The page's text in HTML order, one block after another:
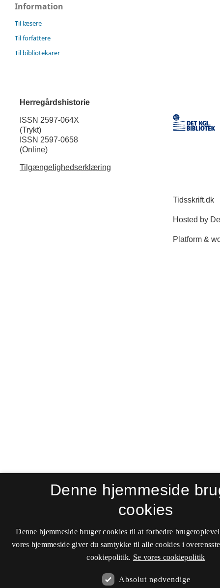
Information
Til læsere
Til forfattere
Til bibliotekarer
Herregårdshistorie
ISSN 2597-064X
(Trykt)
ISSN 2597-0658
(Online)
Tilgængelighedserklæring
Denne hjemmeside
cookies
Denne hjemmeside bruger cookies til at forbedre
vores hjemmeside giver du samtykke til alle cookies i
cookiepolitik. Se vores cookiepolitik
Absolut nødvendige